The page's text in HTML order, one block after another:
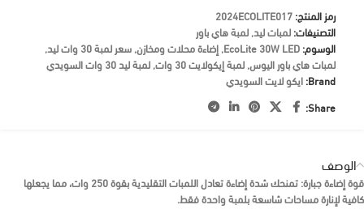
رمز المنتج:2024ECOLITE017
التصنيفات:لمبات ليد,لمبة هاي باور
الوسوم:EcoLite 30W LED
,إضاءة محلات ومخازن,سعر لمبة 30 وات ليد
,
لمبات هاي باور اليوس,لمبة إيكولايت 30 وات ,لمبة ليد 30 وات السويدي
Brand: ايكو لايت السويدي
Share:
الوصف
قوة إضاءة جبارة:
تمنحك شدة إضاءة تعادل اللمبات التقليدية بقوة 250 وات، مما يجعلها
كافية لإنارة مساحات شاسعة بلمبة واحدة فقط.